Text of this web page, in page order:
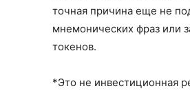
точная причина еще не
мнемонических фраз или
токенов.
*Это не инвестиционная